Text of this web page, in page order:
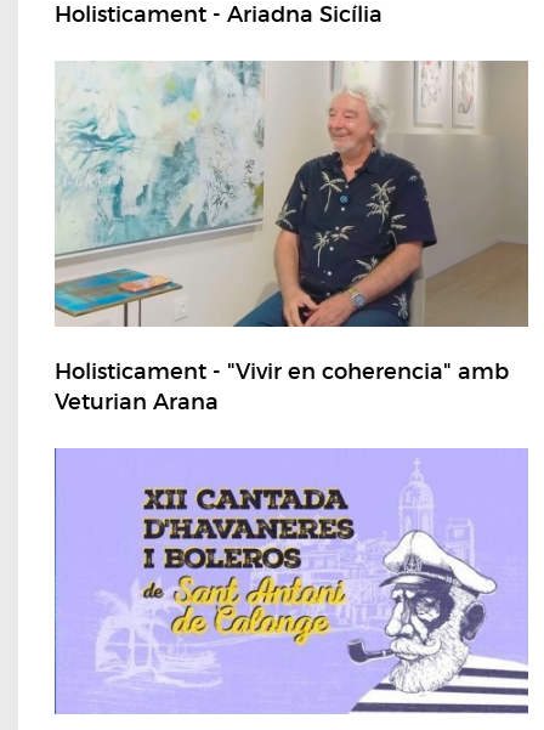
Holisticament - Ariadna Sicília
Holisticament - "Vivir en coherencia" amb
Veturian Arana